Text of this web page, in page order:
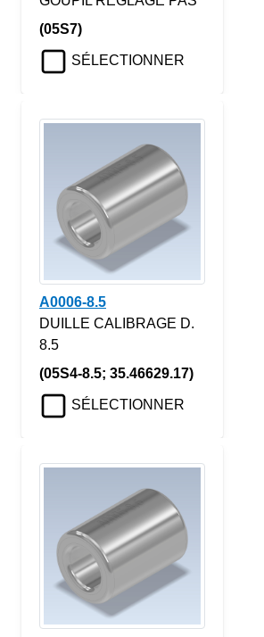
(05S7)
SÉLECTIONNER
A0006-8.5
DUILLE CALIBRAGE D.
8.5
(05S4-8.5; 35.46629.17)
SÉLECTIONNER